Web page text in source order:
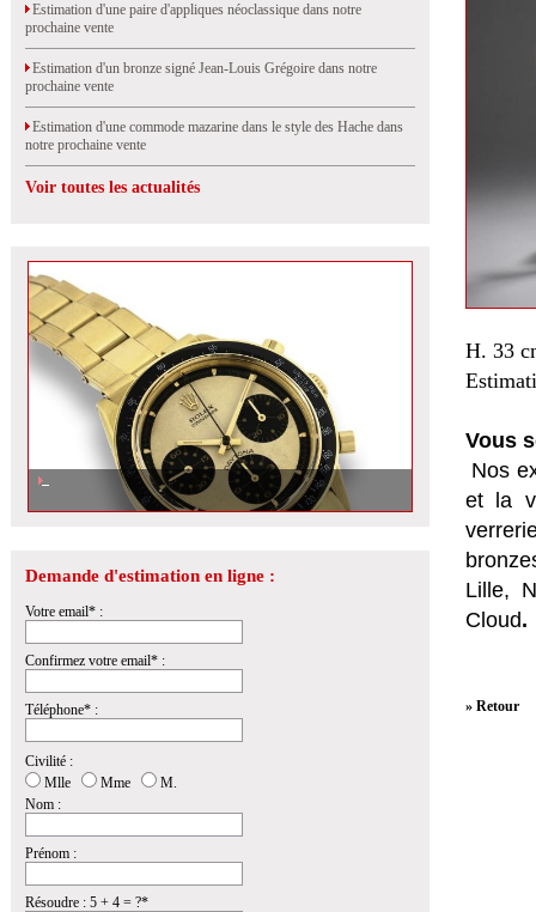
Estimation d'une paire d'appliques néoclassique dans notre
prochaine vente
Estimation d'un bronze signé Jean-Louis Grégoire dans notre
prochaine vente
Estimation d'une commode mazarine dans le style des Hache dans
notre prochaine vente
Voir toutes les actualités
Demande d'estimation en ligne :
Votre email* :
Confirmez votre email* :
Téléphone* :
Civilité :
Mlle
Mme
M.
Nom :
Prénom :
Résoudre : 5 + 4 = ?*
H. 33
Vous
Nos
et la
Lille,
Cloud.
» Retour